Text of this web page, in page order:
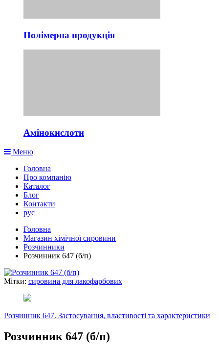
Полімерна продукція
Амінокислоти
Меню
Головна
Про компанію
Каталог
Блог
Контакти
рус
Головна
Магазин хімічної сировини
Розчинники
Розчинник 647 (б/п)
Мітки: сировина для лакофарбових
Розчинник 647. Застосування, властивості та характеристики
Розчинник 647 (б/п)